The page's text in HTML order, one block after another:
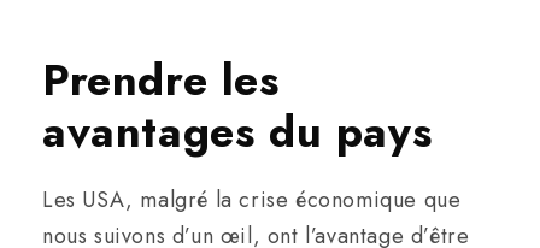
Prendre les
avantages du pays
Les USA, malgré la crise économique que
nous suivons d’un œil, ont l’avantage d’être